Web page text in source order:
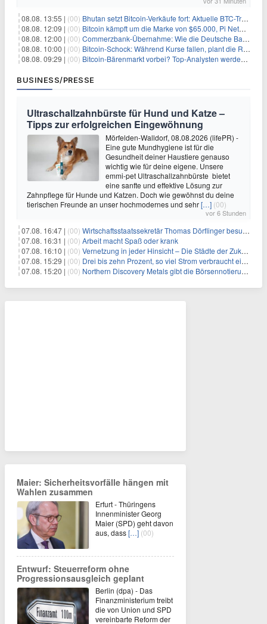
08.08. 13:55 | (00) Bhutan setzt Bitcoin-Verkäufe fort: Aktuelle BTC-Transaktionen
08.08. 12:09 | (00) Bitcoin kämpft um die Marke von $65.000, Pi Network gewinnt an Unterstützung
08.08. 12:00 | (00) Commerzbank-Übernahme: Wie die Deutsche Bank im Schatten zum großen Gewinner wird
08.08. 10:00 | (00) Bitcoin-Schock: Während Kurse fallen, plant die Regierung die Steuer-Bombe
08.08. 09:29 | (00) Bitcoin-Bärenmarkt vorbei? Top-Analysten werden optimistisch, aber die Geschichte sagt etwas anderes
BUSINESS/PRESSE
Ultraschallzahnbürste für Hund und Katze –
Tipps zur erfolgreichen Eingewöhnung
Mörfelden-Walldorf, 08.08.2026 (lifePR) -
Eine gute Mundhygiene ist für die
Gesundheit deiner Haustiere genauso
wichtig wie für deine eigene. Unsere
emmi-pet Ultraschallzahnbürste bietet
eine sanfte und effektive Lösung zur
Zahnpflege für Hunde und Katzen. Doch wie gewöhnst du deine
tierischen Freunde an unser hochmodernes und sehr[…] (00)
vor 6 Stunden
07.08. 16:47 | (00) Wirtschaftsstaatssekretär Thomas Dörflinger besucht Handwerksbetrieb im Kammerbezirk Freiburg
07.08. 16:31 | (00) Arbeit macht Spaß oder krank
07.08. 16:10 | (00) Vernetzung in jeder Hinsicht – Die Städte der Zukunft sind grün-blau
07.08. 15:29 | (00) Drei bis zehn Prozent, so viel Strom verbraucht ein Aufzug im Gebäude
07.08. 15:20 | (00) Northern Discovery Metals gibt die Börsennotierung an der Frankfurter Wertpapierbörse bekannt
Maier: Sicherheitsvorfälle hängen mit
Wahlen zusammen
Erfurt - Thüringens
Innenminister Georg
Maier (SPD) geht davon
aus, dass[…] (00)
Entwurf: Steuerreform ohne
Progressionsausgleich geplant
Berlin (dpa) - Das
Finanzministerium treibt
die von Union und SPD
vereinbarte Reform der